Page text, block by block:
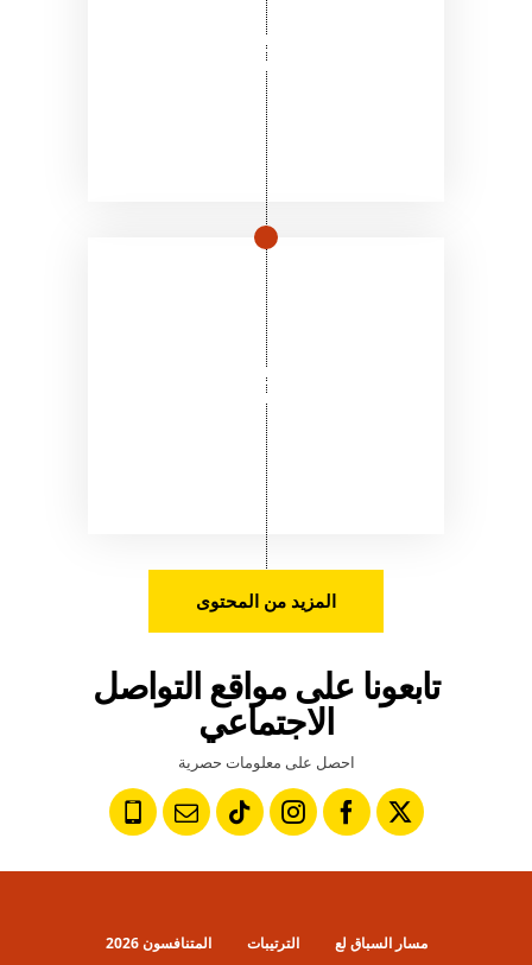
المزيد من المحتوى
تابعونا على مواقع التواصل
الاجتماعي
احصل على معلومات حصرية
مسار السباق لع الترتيبات المتنافسون 2026